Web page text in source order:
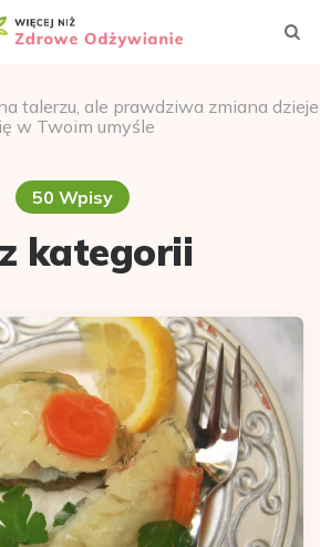
talerzu, ale prawdziwa zmiana dzieje
w Twoim umyśle
50 Wpisy
kategorii